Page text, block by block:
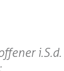
i.S.d.